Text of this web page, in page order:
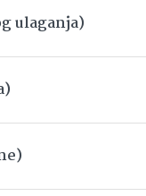
ulaganja)